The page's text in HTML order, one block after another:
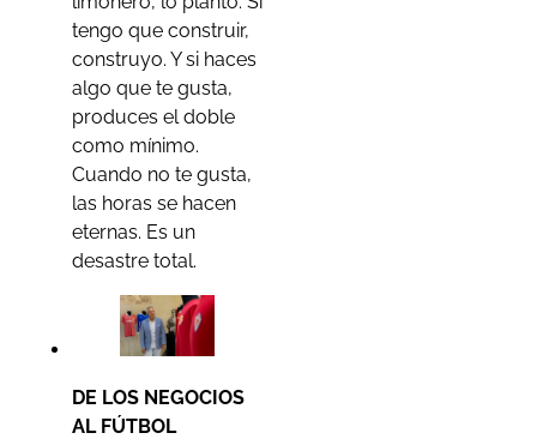
tengo que construir,
construyo. Y si haces
algo que te gusta,
produces el doble
como mínimo.
Cuando no te gusta,
las horas se hacen
eternas. Es un
desastre total.
DE LOS NEGOCIOS
AL FÚTBOL